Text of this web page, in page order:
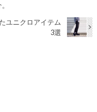
ユニクロアイテム
3選